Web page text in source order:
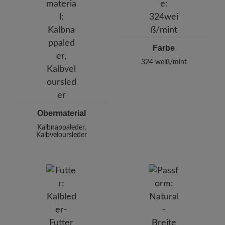
ohne sie zu durchnässen.
E-mail:
kundenbetreuung@baer-schuhe.de
Obermaterial
Kalbnappaleder,
Kalbveloursleder
Farbe
324 weiß/mint